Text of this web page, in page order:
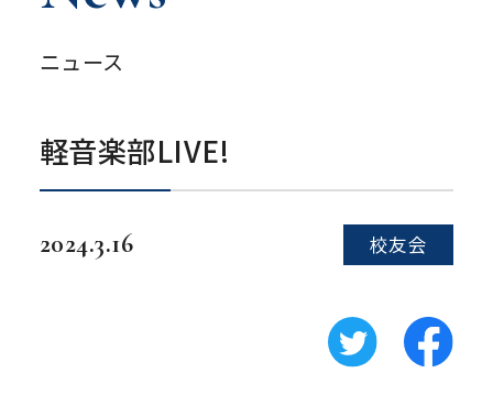
ニュース
軽音楽部LIVE!
2024.3.16 校友会